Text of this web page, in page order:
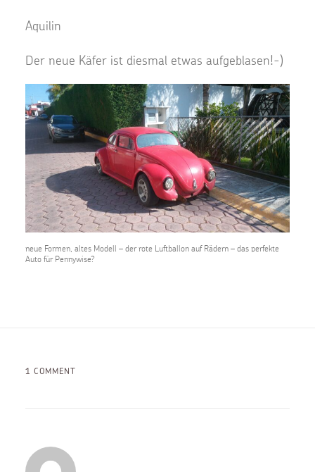
Aquilin
Der neue Käfer ist diesmal etwas aufgeblasen!-)
neue Formen, altes Modell – der rote Luftballon auf Rädern – das perfekte
Auto für Pennywise?
1 COMMENT